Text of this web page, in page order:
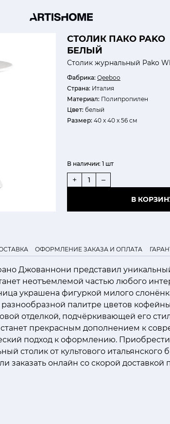
СТОЛИК ПАКО PAKO
БЕЛЫЙ
Столик журнальный Pako
Фабрика: Qeeboo
Страна: Италия
Материал: Полипропилен
Цвет: белый
Размер: 40 x 40 x 56 см
В наличии: 1 шт
+ –
В
ОФОРМЛЕНИЕ ЗАКАЗА И ОПЛАТА
Джованнони представил
неотъемлемой частью любого
украшена фигуркой милого
палитре цветов
отделкой, подчёркивающей его
прекрасным дополнением к
подход к оформлению. Приобрести
столик от культового итальянского
заказать онлайн со скорой доставкой